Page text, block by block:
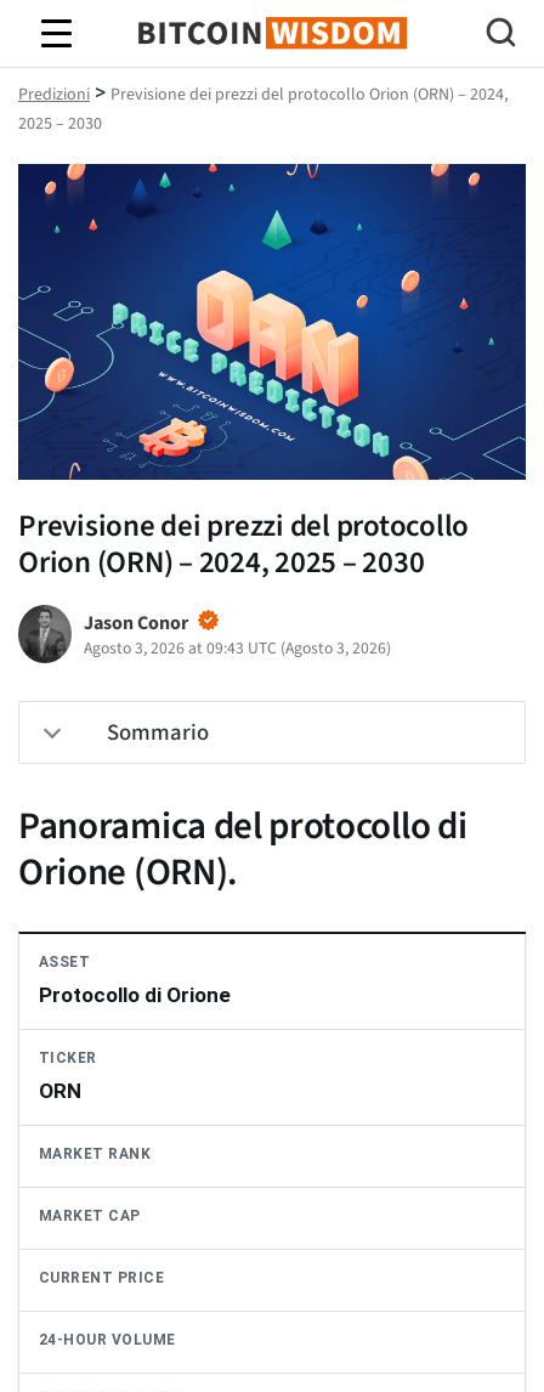
Saggezza Bitcoin
Predizioni > Previsione dei prezzi del protocollo Orion (ORN) – 2024,
2025 – 2030
Previsione dei prezzi del protocollo
Orion (ORN) – 2024, 2025 – 2030
Jason Conor
Agosto 3, 2026 at 09:43 UTC (Agosto 3, 2026)
Sommario
Panoramica del protocollo di
Orione (ORN).
ASSET
Protocollo di Orione
TICKER
ORN
MARKET RANK
MARKET CAP
CURRENT PRICE
24-HOUR VOLUME